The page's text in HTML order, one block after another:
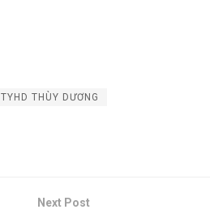
TYHD THÙY DƯƠNG
Next Post